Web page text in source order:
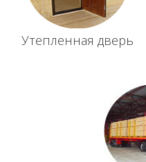
Утепленная дверь